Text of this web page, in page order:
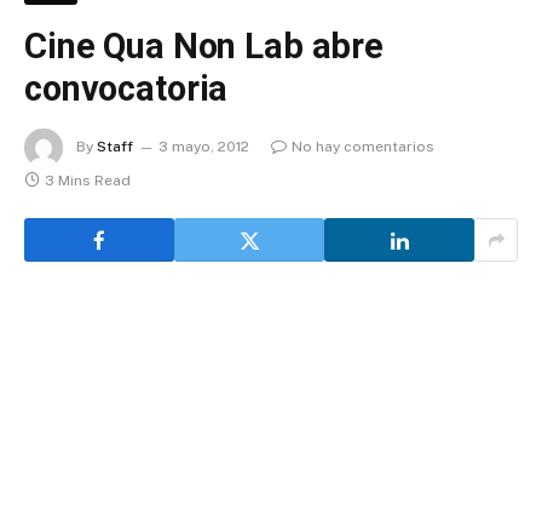
Cine Qua Non Lab abre
convocatoria
By Staff 3 mayo, 2012
No hay comentarios
3 Mins Read